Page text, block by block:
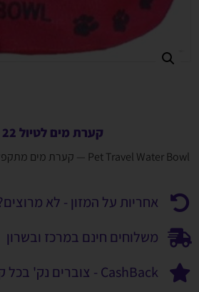
קערת מים לטיול 22 ס"מ
Pet Travel Water Bowl — קערת מים מתקפלת לטיולים, קוטר 22 ס"מ.
אחריות על המזון - לא
משלוחים חינם במרכז ובשרון
CashBack - צוברים נק' בכל קנייה